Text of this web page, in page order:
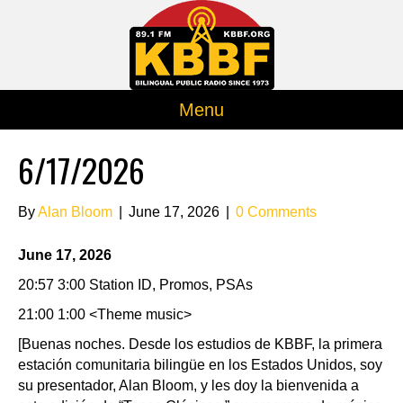
Menu
6/17/2026
ByAlan Bloom June 17, 2026 0 Comments
June 17, 2026
20:57 3:00 Station ID, Promos, PSAs
21:00 1:00 <Theme music>
[Buenas noches. Desde los estudios de KBBF, la primera
estación comunitaria bilingüe en los Estados Unidos, soy
su presentador, Alan Bloom, y les doy la bienvenida a